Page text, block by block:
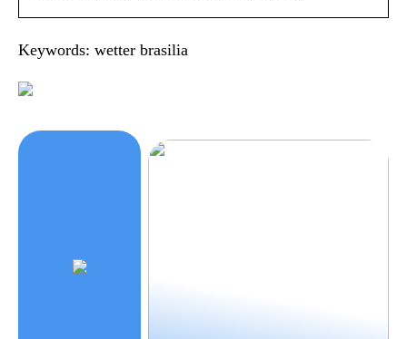
Keywords: wetter brasilia